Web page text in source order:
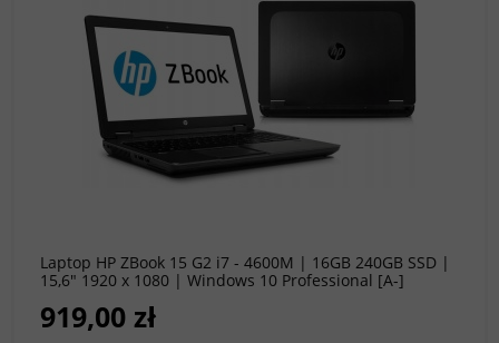
Laptop HP ZBook 15 G2 i7 - 4600M | 16GB 240GB SSD |
15,6" 1920 x 1080 | Windows 10 Professional [A-]
919,00 zł